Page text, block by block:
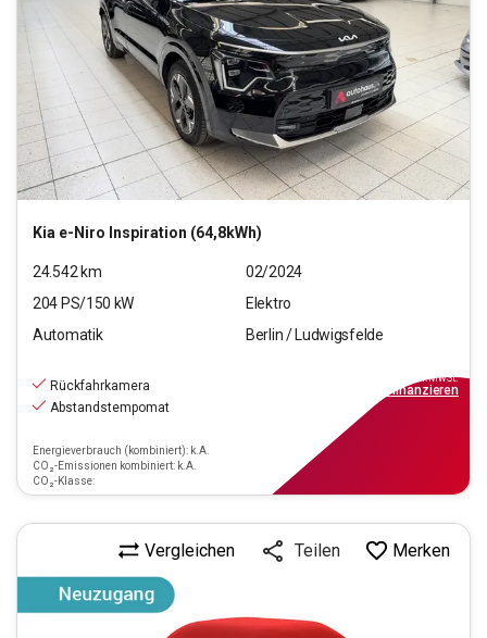
Kia e-Niro Inspiration (64,8kWh)
24.542km
02/2024
204 PS/150 kW
Elektro
Automatik
Berlin / Ludwigsfelde
Rückfahrkamera
Abstandstempomat
Energieverbrauch (kombiniert): k.A.
CO₂-Emissionen kombiniert: k.A.
CO₂-Klasse:
inkl.MwSt.
finanzieren
Vergleichen Teilen Merken